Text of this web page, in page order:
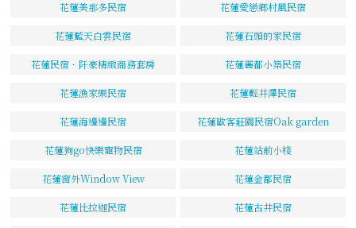
花蓮美那多民宿 花蓮愛戀鄉村風民宿
花蓮藍天白雲民宿 花蓮石頭的家民宿
花蓮民宿．阡豪精緻商務套房 花蓮麗都小築民宿
花蓮漁家樂民宿 花蓮輕井澤民宿
花蓮海邊邊民宿 花蓮歐客莊園民宿Oak garden
花蓮狗go快樂寵物民宿 花蓮站前小棧
花蓮窗外Window View 花蓮金都民宿
花蓮比拉迦民宿 花蓮古井民宿